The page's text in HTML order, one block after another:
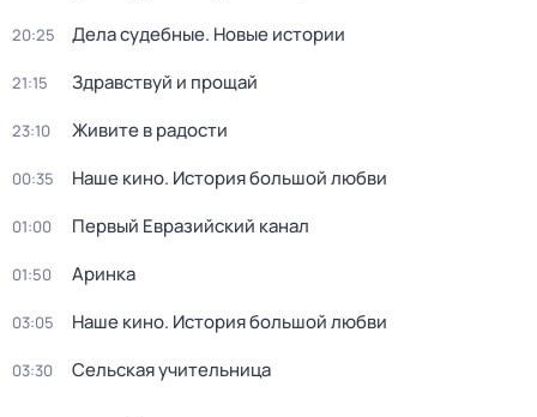
20:25 Дела судебные. Новые истории
21:15 Здравствуй и прощай
23:10 Живите в радости
00:35 Наше кино. История большой любви
01:00 Первый Евразийский канал
01:50 Аринка
03:05 Наше кино. История большой любви
03:30 Сельская учительница